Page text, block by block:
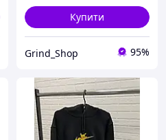
Купити
Grind_Shop 95%